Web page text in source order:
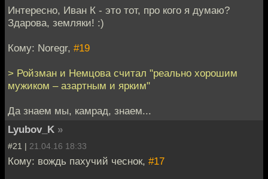
Интересно, Иван К - это тот, про кого я думаю?
Здарова, земляки! :)
Кому: Noregr, #19
> Ройзман и Немцова считал "реально хорошим
мужиком – азартным и ярким"
Да знаем мы, камрад, знаем...
Lyubov_K »
#21 | 21.04.16 18:33
Кому: вождь пахучий чеснок, #17